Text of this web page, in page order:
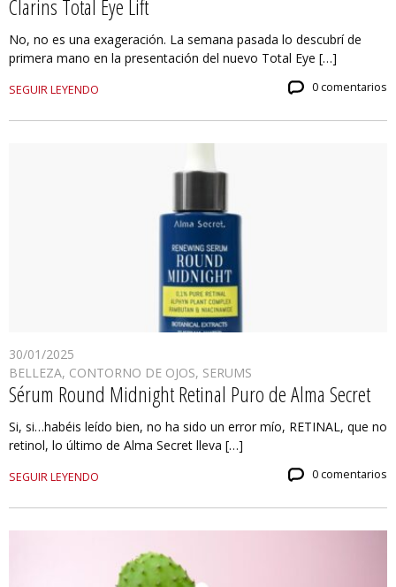
Clarins Total Eye Lift
No, no es una exageración. La semana pasada lo descubrí de
primera mano en la presentación del nuevo Total Eye […]
SEGUIR LEYENDO 0 comentarios
30/01/2025
BELLEZA, CONTORNO DE OJOS, SERUMS
Sérum Round Midnight Retinal Puro de Alma Secret
Si, si…habéis leído bien, no ha sido un error mío, RETINAL, que no
retinol, lo último de Alma Secret lleva […]
SEGUIR LEYENDO 0 comentarios